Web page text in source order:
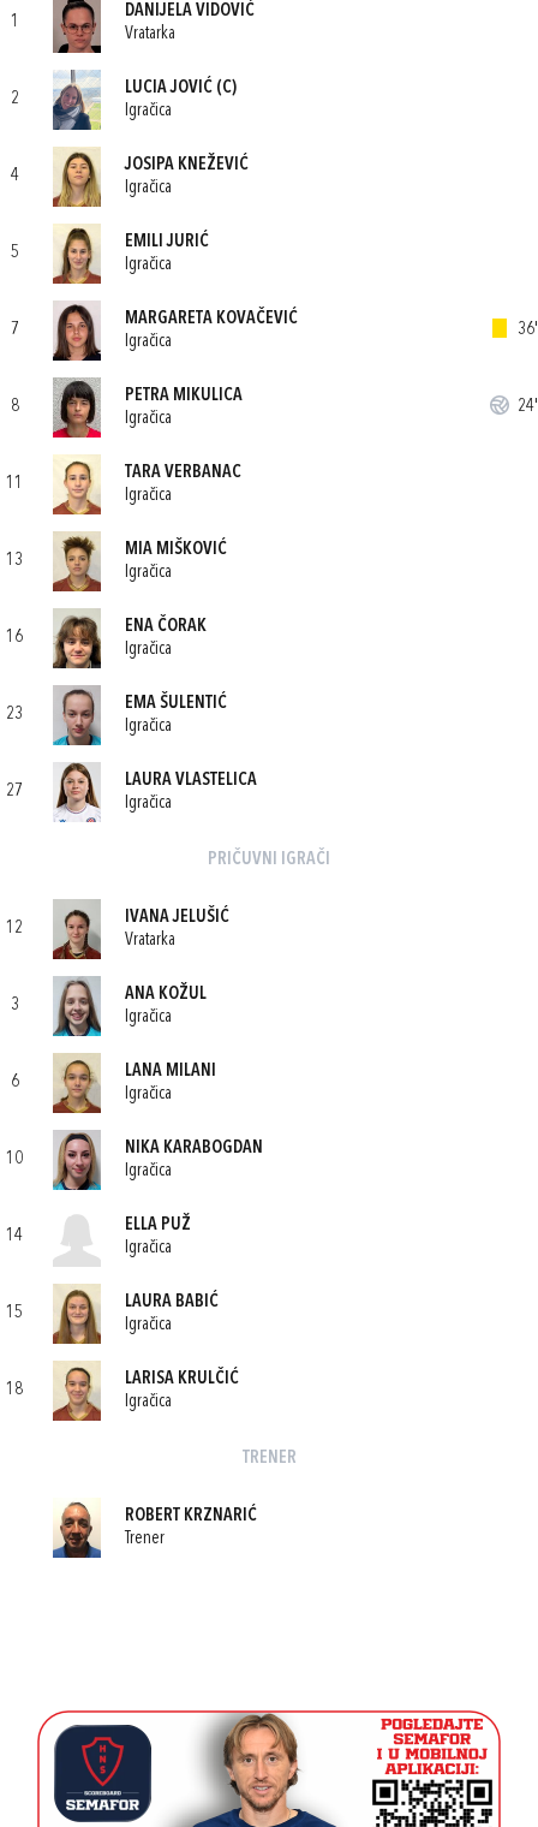
1
DANIJELA VIDOVIĆ
Vratarka
2
LUCIA JOVIĆ (C)
Igračica
4
JOSIPA KNEŽEVIĆ
Igračica
5
EMILI JURIĆ
Igračica
7
MARGARETA KOVAČEVIĆ
Igračica
36'
8
PETRA MIKULICA
Igračica
24'
11
TARA VERBANAC
Igračica
13
MIA MIŠKOVIĆ
Igračica
16
ENA ČORAK
Igračica
23
EMA ŠULENTIĆ
Igračica
27
LAURA VLASTELICA
Igračica
PRIČUVNI IGRAČI
12
IVANA JELUŠIĆ
Vratarka
3
ANA KOŽUL
Igračica
6
LANA MILANI
Igračica
10
NIKA KARABOGDAN
Igračica
14
ELLA PUŽ
Igračica
15
LAURA BABIĆ
Igračica
18
LARISA KRULČIĆ
Igračica
TRENER
ROBERT KRZNARIĆ
Trener